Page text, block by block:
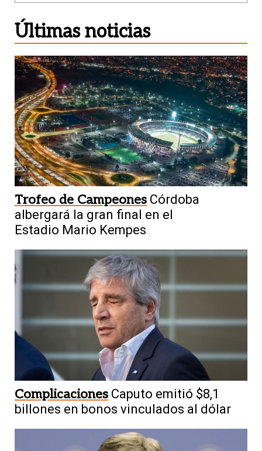
Últimas noticias
Trofeo de Campeones Córdoba
albergará la gran final en el
Estadio Mario Kempes
Complicaciones Caputo emitió $8,1
billones en bonos vinculados al dólar